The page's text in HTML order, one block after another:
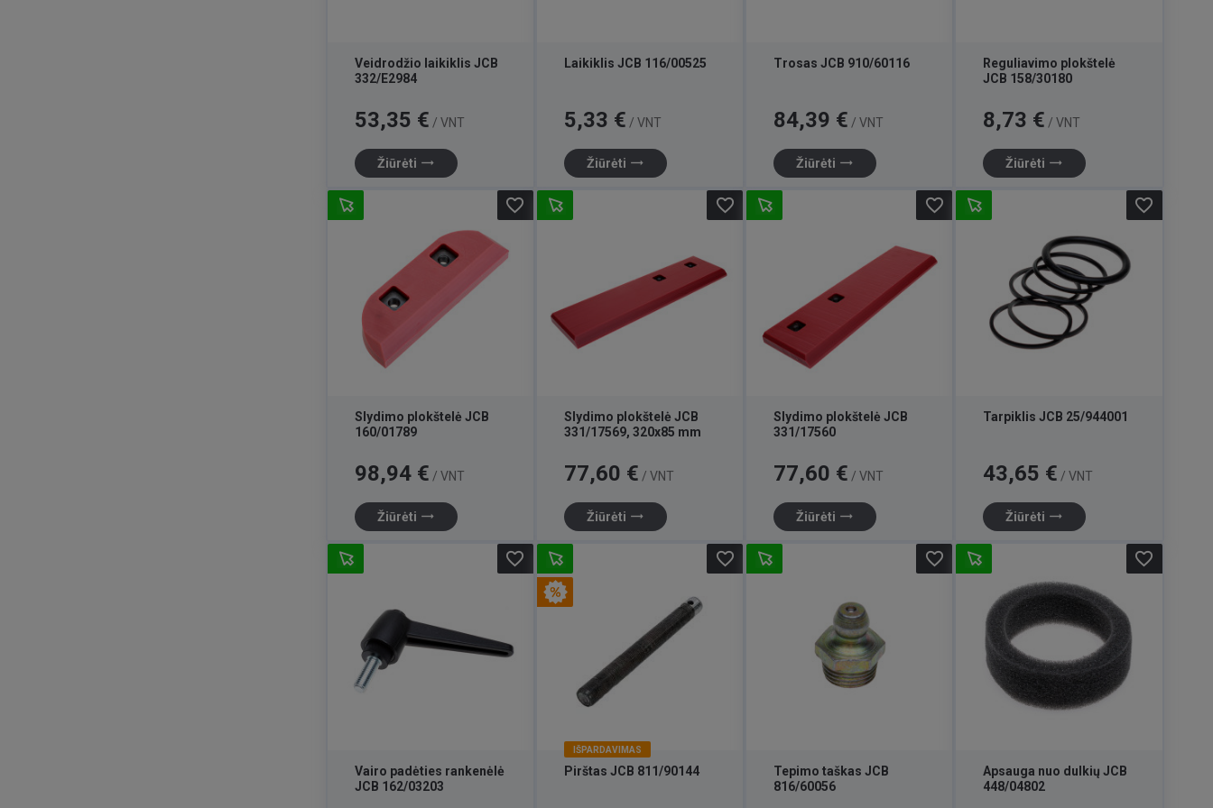
Veidrodžio laikiklis JCB
332/E2984
Kaina
53,35 € / VNT
Žiūrėti trending_flat
Laikiklis JCB 116/00525
Kaina
5,33 € / VNT
Žiūrėti trending_flat
Trosas JCB 910/60116
Kaina
84,39 € / VNT
Žiūrėti trending_flat
Reguliavimo plokštelė
JCB 158/30180
Kaina
8,73 € / VNT
Žiūrėti trending_flat
Slydimo plokštelė JCB
160/01789
Kaina
98,94 € / VNT
Žiūrėti trending_flat
favorite_border
Slydimo plokštelė JCB
331/17569, 320x85 mm
Kaina
77,60 € / VNT
Žiūrėti trending_flat
favorite_border
Slydimo plokštelė JCB
331/17560
Kaina
77,60 € / VNT
Žiūrėti trending_flat
favorite_border
Tarpiklis JCB 25/944001
Kaina
43,65 € / VNT
Žiūrėti trending_flat
favorite_border
Vairo padėties rankenėlė
JCB 162/03203
favorite_border
IŠPARDAVIMAS
Pirštas JCB 811/90144
favorite_border
Tepimo taškas JCB
816/60056
favorite_border
Apsauga nuo dulkių JCB
448/04802
favorite_border